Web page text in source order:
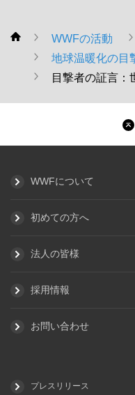
WWF WWFの活動
地球温暖化の目
目撃者の証言：
WWFについて
初めての方へ
法人の皆様
採用情報
お問い合わせ
プレスリリース